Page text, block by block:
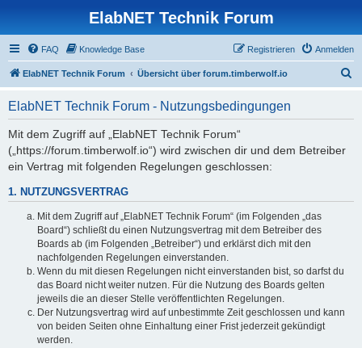
ElabNET Technik Forum
FAQ Knowledge Base Anmelden
Registrieren
ElabNET Technik Forum Übersicht über forum.timberwolf.io
ElabNET Technik Forum - Nutzungsbedingungen
Mit dem Zugriff auf „ElabNET Technik Forum“
(„https://forum.timberwolf.io“) wird zwischen dir und dem Betreiber
ein Vertrag mit folgenden Regelungen geschlossen:
1. NUTZUNGSVERTRAG
Mit dem Zugriff auf „ElabNET Technik Forum“ (im Folgenden „das
Board“) schließt du einen Nutzungsvertrag mit dem Betreiber des
Boards ab (im Folgenden „Betreiber“) und erklärst dich mit den
nachfolgenden Regelungen einverstanden.
Wenn du mit diesen Regelungen nicht einverstanden bist, so darfst du
das Board nicht weiter nutzen. Für die Nutzung des Boards gelten
jeweils die an dieser Stelle veröffentlichten Regelungen.
Der Nutzungsvertrag wird auf unbestimmte Zeit geschlossen und kann
von beiden Seiten ohne Einhaltung einer Frist jederzeit gekündigt
werden.